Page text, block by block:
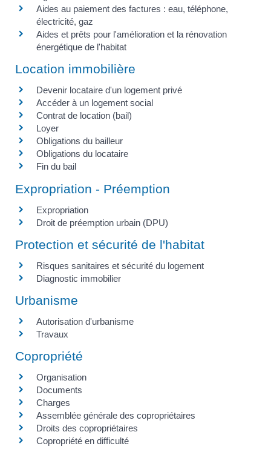
Aides au paiement des factures : eau, téléphone,
électricité, gaz
Aides et prêts pour l'amélioration et la rénovation
énergétique de l'habitat
Location immobilière
Devenir locataire d'un logement privé
Accéder à un logement social
Contrat de location (bail)
Loyer
Obligations du bailleur
Obligations du locataire
Fin du bail
Expropriation - Préemption
Expropriation
Droit de préemption urbain (DPU)
Protection et sécurité de l'habitat
Risques sanitaires et sécurité du logement
Diagnostic immobilier
Urbanisme
Autorisation d'urbanisme
Travaux
Copropriété
Organisation
Documents
Charges
Assemblée générale des copropriétaires
Droits des copropriétaires
Copropriété en difficulté